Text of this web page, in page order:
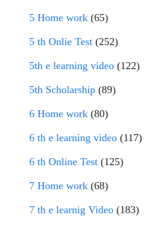
5 Home work (65)
5 th Onlie Test (252)
5th e learning video (122)
5th Scholarship (89)
6 Home work (80)
6 th e learning video (117)
6 th Online Test (125)
7 Home work (68)
7 th e learnig Video (183)